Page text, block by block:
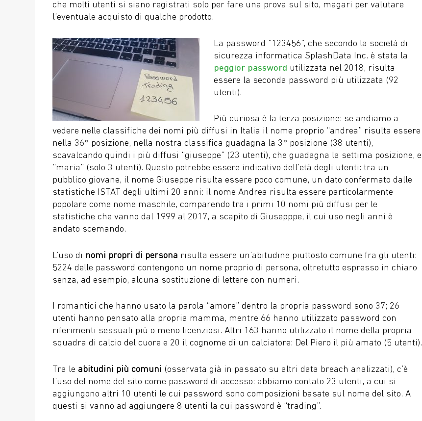
che molti utenti si siano registrati solo per fare una prova sul sito, magari per valutare
l’eventuale acquisto di qualche prodotto.
La password “123456”, che secondo la società di
sicurezza informatica SplashData Inc. è stata la
peggior password utilizzata nel 2018, risulta
essere la seconda password più utilizzata (92
utenti).
Più curiosa è la terza posizione: se andiamo a
vedere nelle classifiche dei nomi più diffusi in Italia il nome proprio “andrea” risulta essere
nella 36° posizione, nella nostra classifica guadagna la 3° posizione (38 utenti),
scavalcando quindi i più diffusi “giuseppe” (23 utenti), che guadagna la settima posizione, e
“maria” (solo 3 utenti). Questo potrebbe essere indicativo dell’età degli utenti: tra un
pubblico giovane, il nome Giuseppe risulta essere poco comune, un dato confermato dalle
statistiche ISTAT degli ultimi 20 anni: il nome Andrea risulta essere particolarmente
popolare come nome maschile, comparendo tra i primi 10 nomi più diffusi per le
statistiche che vanno dal 1999 al 2017, a scapito di Giusepppe, il cui uso negli anni è
andato scemando.
L’uso di nomi propri di persona risulta essere un’abitudine piuttosto comune fra gli utenti:
5224 delle password contengono un nome proprio di persona, oltretutto espresso in chiaro
senza, ad esempio, alcuna sostituzione di lettere con numeri.
I romantici che hanno usato la parola “amore” dentro la propria password sono 37; 26
utenti hanno pensato alla propria mamma, mentre 66 hanno utilizzato password con
riferimenti sessuali più o meno licenziosi. Altri 163 hanno utilizzato il nome della propria
squadra di calcio del cuore e 20 il cognome di un calciatore: Del Piero il più amato (5 utenti).
Tra le abitudini più comuni (osservata già in passato su altri data breach analizzati), c’è
l’uso del nome del sito come password di accesso: abbiamo contato 23 utenti, a cui si
aggiungono altri 10 utenti le cui password sono composizioni basate sul nome del sito. A
questi si vanno ad aggiungere 8 utenti la cui password è “trading”.